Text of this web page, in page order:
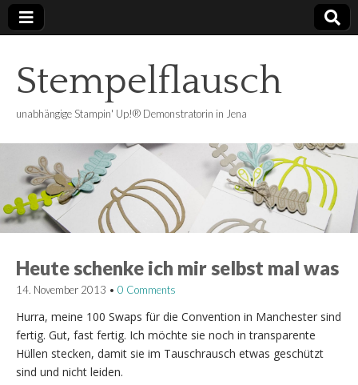
Stempelflausch
unabhängige Stampin' Up!® Demonstratorin in Jena
Heute schenke ich mir selbst mal was
14. November 2013 • 0 Comments
Hurra, meine 100 Swaps für die Convention in Manchester sind
fertig. Gut, fast fertig. Ich möchte sie noch in transparente
Hüllen stecken, damit sie im Tauschrausch etwas geschützt
sind und nicht leiden.